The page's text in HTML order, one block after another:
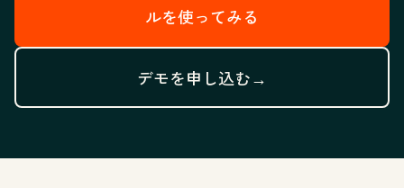
ルを使ってみる
デモを申し込む→